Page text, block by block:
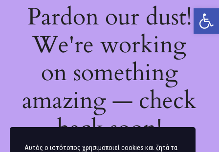
Ανοίξτε τη γραμμή εργαλείων
Pardon our dust!
We're working
on something
amazing — check
back soon!
Αυτός ο ιστότοπος χρησιμοποιεί cookies και ζητά τα